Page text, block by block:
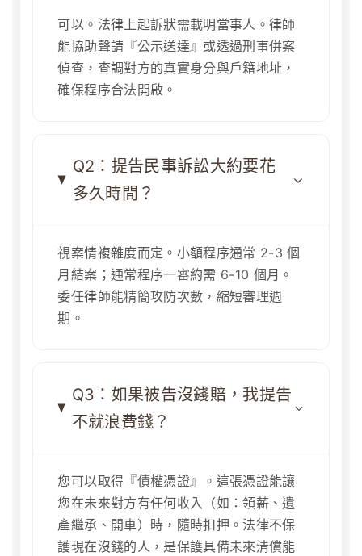
可以。法律上起訴狀需載明當事人。律師
能協助聲請『公示送達』或透過刑事併案
偵查，查調對方的真實身分與戶籍地址，
確保程序合法開啟。
Q2：提告民事訴訟大約要花
多久時間？
視案情複雜度而定。小額程序通常 2-3 個
月結案；通常程序一審約需 6-10 個月。
委任律師能精簡攻防次數，縮短審理週
期。
Q3：如果被告沒錢賠，我提告
不就浪費錢？
您可以取得『債權憑證』。這張憑證能讓
您在未來對方有任何收入（如：領薪、遺
產繼承、開車）時，隨時扣押。法律不保
護現在沒錢的人，是保護具備未來清償能